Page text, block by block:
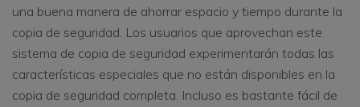
una buena manera de ahorrar espacio y tiempo durante la
copia de seguridad. Los usuarios que aprovechan este
sistema de copia de seguridad experimentarán todas las
características especiales que no están disponibles en la
copia de seguridad completa. Incluso es bastante fácil de